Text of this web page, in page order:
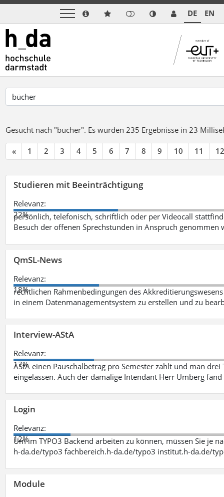
DE EN
Gesucht nach "bücher". Es wurden 235 Ergebnisse in 23
« 1 2 3 4 5 6 7 8 9 10 11 12
Studieren mit Beeinträchtigung
Relevanz:
22%
persönlich, telefonisch, schriftlich oder per Videocall
Besuch der offenen Sprechstunden in Anspruch genommen
QmSL-News
Relevanz:
18%
rechtlichen Rahmenbedingungen des
in einem Datenmanagementsystem zu erstellen und zu
Interview-AStA
Relevanz:
17%
AStA einen Pauschalbetrag pro Semester zahlt und man
eingelassen. Auch der damalige Intendant Herr Umberg fand
Login
Relevanz:
12%
Um im TYPO3 Backend arbeiten zu können, müssen Sie je
h-da.de/typo3 fachbereich.h-da.de/typo3 institut.h-da.de/
Module